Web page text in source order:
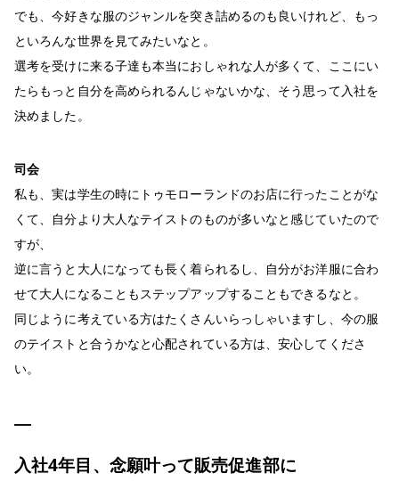
でも、今好きな服のジャンルを突き詰めるのも良いけれど、もっ
といろんな世界を見てみたいなと。
選考を受けに来る子達も本当におしゃれな人が多くて、ここにい
たらもっと自分を高められるんじゃないかな、そう思って入社を
決めました。
司会
私も、実は学生の時にトゥモローランドのお店に行ったことがな
くて、自分より大人なテイストのものが多いなと感じていたので
すが、
逆に言うと大人になっても長く着られるし、自分がお洋服に合わ
せて大人になることもステップアップすることもできるなと。
同じように考えている方はたくさんいらっしゃいますし、今の服
のテイストと合うかなと心配されている方は、安心してくださ
い。
入社4年目、念願叶って販売促進部に